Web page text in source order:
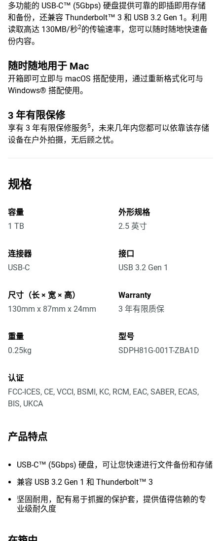
多功能的 USB-C™ (5Gbps) 硬盘提供可靠的即插即用存储
和备份，还兼容 Thunderbolt™ 3 和 USB 3.2 Gen 1。利用
读取高达 130MB/秒2的传输速率，您可以随时随地快速备
份内容。
随时随地用于 Mac
开箱即可立即与 macOS 搭配使用，通过重新格式化可与
Windows® 搭配使用。
3 年有限保修
享有 3 年有限保修服务5，未来几年内您都可以依靠该存储
设备在户外拍摄，无后顾之忧。
规格
容量
1 TB
外形规格
2.5 英寸
连接器
USB-C
接口
USB 3.2 Gen 1
尺寸（长 × 宽 × 高）
130mm x 87mm x 24mm
Warranty
3 年有限质保
重量
0.25kg
型号
SDPH81G-001T-ZBA1D
认证
FCC-ICES, CE, VCCI, BSMI, KC, RCM, EAC, SABER, ECAS,
BIS, UKCA
产品特点
USB-C™ (5Gbps) 硬盘，可让您快速进行文件备份和存储
兼容 USB 3.2 Gen 1 和 Thunderbolt™ 3
坚固耐用，配有易于抓握的保护套，提供值得信赖的专
业级耐久度